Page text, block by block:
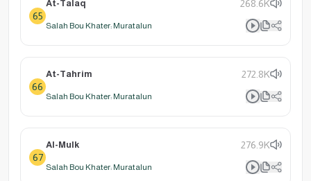
65
At-Talaq 268.6K
Salah Bou Khater: Muratalun
66
At-Tahrim 272.8K
Salah Bou Khater: Muratalun
67
Al-Mulk 276.9K
Salah Bou Khater: Muratalun